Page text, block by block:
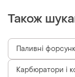
Також
Паливні
Карбюратори і